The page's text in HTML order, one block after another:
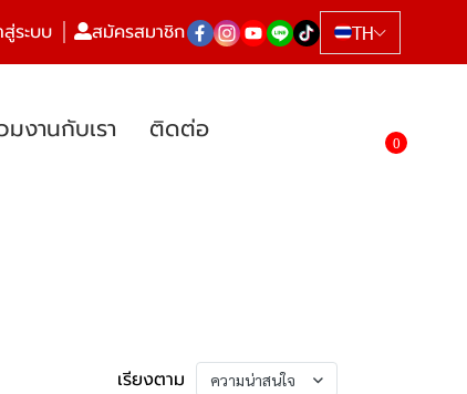
สู่ระบบ สมัครสมาชิก TH
มงานกับเรา
ติดต่อ
0
เรียงตาม ความน่าสนใจ